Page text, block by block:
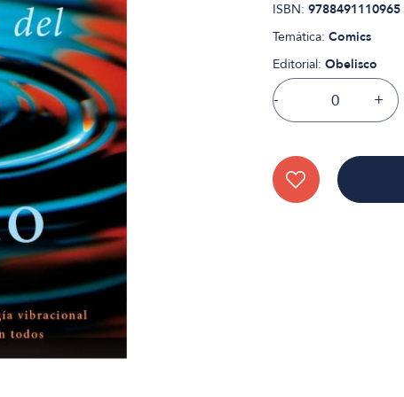
ISBN: 9788491110965
Temática: Comics
Editorial: Obelisco
- +